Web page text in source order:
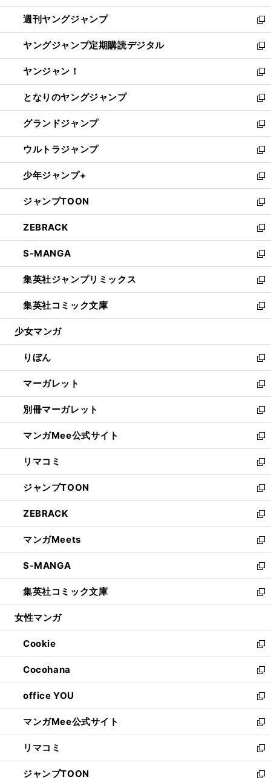
開
く
ウ
で
開
く
ン
ド
ウ
で
開
く
ウ
ィ
ン
ド
ウ
で
開
く
週刊ヤングジャンプ
新
し
い
ウ
ィ
ン
ド
ウ
で
開
く
ヤングジャンプ定期購読デジタル
新
し
い
ウ
ィ
ン
ド
ウ
で
開
く
ヤンジャン！
新
し
い
ウ
ィ
ン
ド
ウ
で
開
く
となりのヤングジャンプ
新
し
い
ウ
ィ
ン
ド
ウ
で
開
く
グランドジャンプ
新
し
い
ウ
ィ
ン
ド
ウ
で
開
く
ウルトラジャンプ
新
し
い
ウ
ィ
ン
ド
ウ
で
開
く
少年ジャンプ+
新
し
い
ウ
ィ
ン
ド
ウ
で
開
く
ジャンプTOON
新
し
い
ウ
ィ
ン
ド
ウ
で
開
ZEBRACK
新
し
い
ウ
ィ
ン
ド
ウ
開
く
S-MANGA
新
し
い
ウ
ィ
ン
ウ
で
開
く
集英社ジャンプリミックス
新
し
い
ウ
ン
ド
ウ
で
開
く
集英社コミック文庫
新
し
ウ
ィ
ン
ド
ウ
で
開
く
少女マンガ
りぼん
新
し
い
ウ
ィ
ン
ド
ウ
で
開
く
マーガレット
新
し
い
ウ
ィ
ン
ド
ウ
で
開
く
別冊マーガレット
新
し
い
ウ
ィ
ン
ド
ウ
で
開
く
マンガMee公式サイト
新
し
い
ウ
ィ
ン
ド
ウ
で
開
く
リマコミ
新
し
い
ウ
ィ
ン
ド
ウ
で
開
く
ジャンプTOON
新
し
い
ウ
ィ
ン
ド
ウ
で
開
ZEBRACK
新
し
い
ウ
ィ
ン
ド
ウ
開
く
マンガMeets
新
し
い
ウ
ィ
ン
ウ
で
開
く
S-MANGA
新
し
い
ウ
ン
ド
ウ
で
開
く
集英社コミック文庫
新
し
ウ
ィ
ン
ド
ウ
で
開
く
女性マンガ
Cookie
新
し
い
ウ
ィ
ン
ド
ウ
で
開
く
Cocohana
新
し
い
ウ
ィ
ン
ド
ウ
で
office YOU
新
し
い
ウ
ィ
ン
ド
マンガMee公式サイト
新
し
い
ウ
ィ
リマコミ
新
し
い
ジャンプTOON 新